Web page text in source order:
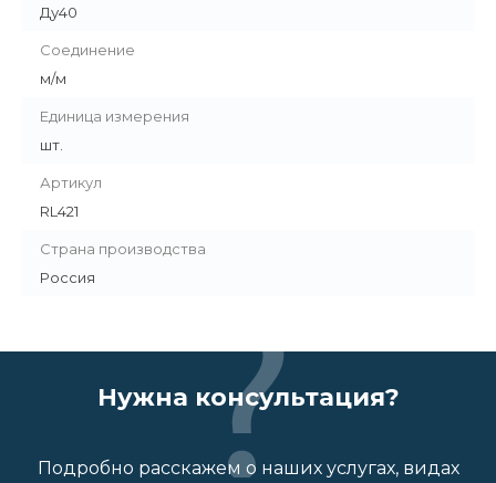
Ду40
Соединение
м/м
Единица измерения
шт.
Артикул
RL421
Страна производства
Россия
Нужна консультация?
Подробно расскажем о наших услугах, видах